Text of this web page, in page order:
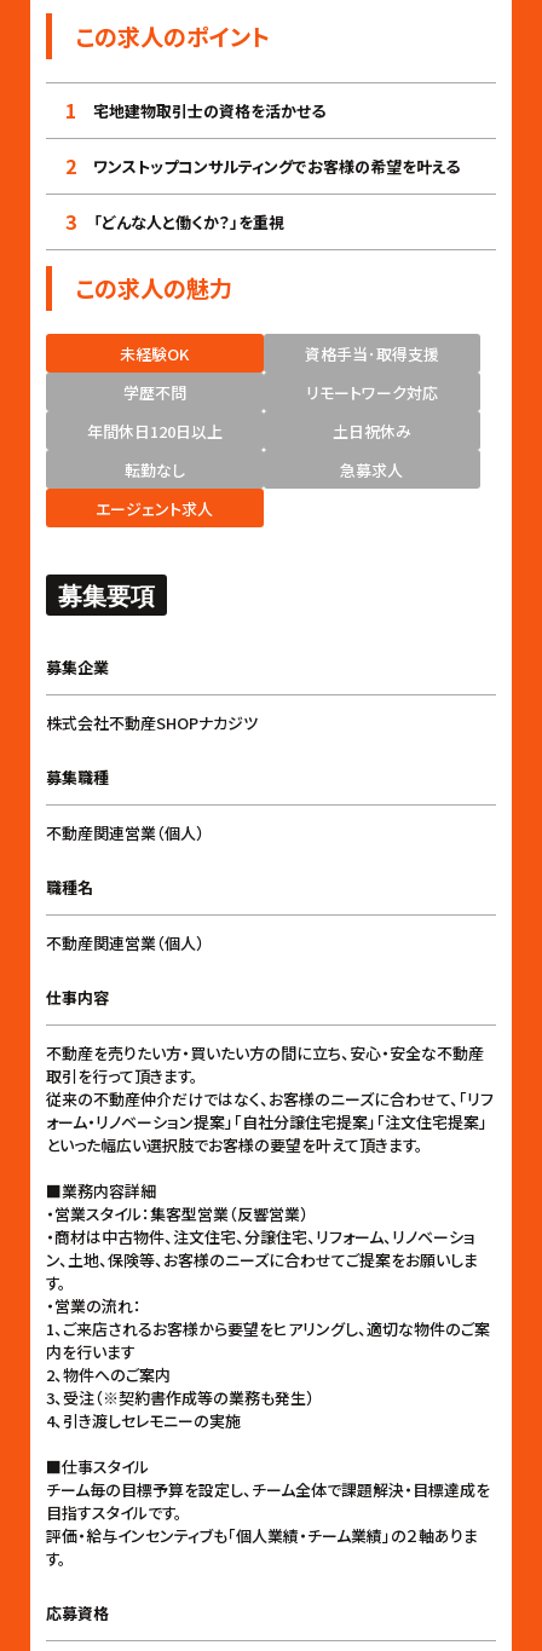
この求人のポイント
1 宅地建物取引士の資格を活かせる
2 ワンストップコンサルティングでお客様の希望を叶える
3 「どんな人と働くか？」を重視
この求人の魅力
未経験OK
資格手当･取得支援
学歴不問
リモートワーク対応
年間休日120日以上
土日祝休み
転勤なし
急募求人
エージェント求人
募集要項
募集企業
株式会社不動産SHOPナカジツ
募集職種
不動産関連営業（個人）
職種名
不動産関連営業（個人）
仕事内容
不動産を売りたい方・買いたい方の間に立ち、安心・安全な不動産
取引を行って頂きます。
従来の不動産仲介だけではなく、お客様のニーズに合わせて、「リフ
ォーム・リノベーション提案」「自社分譲住宅提案」「注文住宅提案」
といった幅広い選択肢でお客様の要望を叶えて頂きます。
■業務内容詳細
・営業スタイル：集客型営業（反響営業）
・商材は中古物件、注文住宅、分譲住宅、リフォーム、リノベーショ
ン、土地、保険等、お客様のニーズに合わせてご提案をお願いしま
す。
・営業の流れ：
1、ご来店されるお客様から要望をヒアリングし、適切な物件のご案
内を行います
2、物件へのご案内
3、受注（※契約書作成等の業務も発生）
4、引き渡しセレモニーの実施
■仕事スタイル
チーム毎の目標予算を設定し、チーム全体で課題解決・目標達成を
目指すスタイルです。
評価・給与インセンティブも「個人業績・チーム業績」の２軸ありま
す。
応募資格